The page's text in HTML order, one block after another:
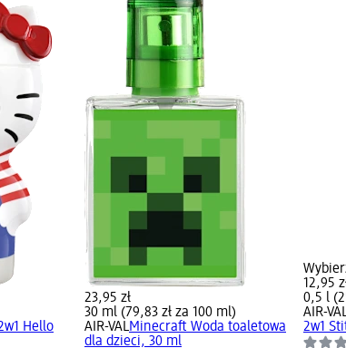
Hello
23,95 zł
30 ml (79,83 zł za 100 ml)
AIR-VALMinecraft Woda toaletowa
dla dzieci, 30 ml
12,95
0,5 l
AIR-
2w1